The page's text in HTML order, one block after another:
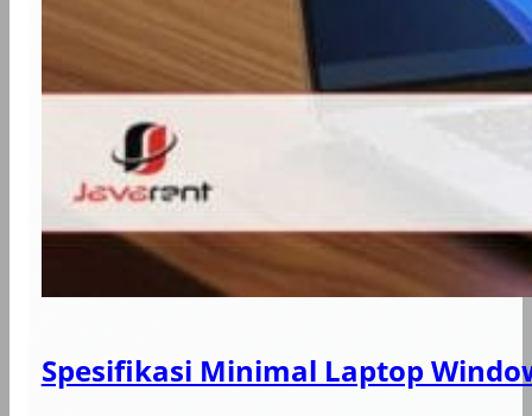
Spesifikasi Minimal Laptop